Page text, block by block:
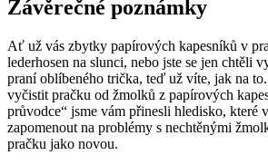
Závěrečné ⁢poznámky
Ať už vás zbytky⁣ papírových kapesníků v
lederhosen na slunci, nebo jste se⁤ jen‌ chtěli
praní oblíbeného trička,​ teď⁤ už víte, jak na
vyčistit pračku od⁢ žmolků⁤ z papírových
⁣průvodce“​ jsme ⁤vám přinesli ​hledisko, které
zapomenout na problémy s nechtěnými
pračku ⁤jako novou.